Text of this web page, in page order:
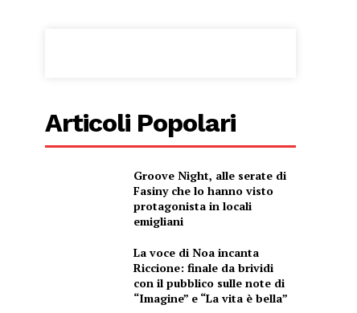
Articoli Popolari
Groove Night, alle serate di
Fasiny che lo hanno visto
protagonista in locali
emigliani
La voce di Noa incanta
Riccione: finale da brividi
con il pubblico sulle note di
“Imagine” e “La vita è bella”